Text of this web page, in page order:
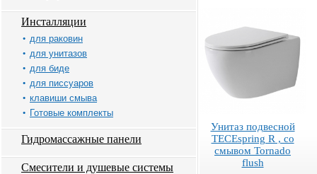
Инсталляции
для раковин
для унитазов
для биде
для писсуаров
клавиши смыва
Готовые комплекты
Гидромассажные панели
Смесители и душевые системы
Унитаз подвесной
TECEspring R , со
смывом Tornado
flush